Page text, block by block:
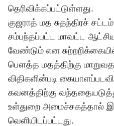
தெரிவிக்கப்பட்டுள்ளது.
குஜராத் மத சுதந்திரச்
சம்பந்தப்பட்ட மாவட்ட
வேண்டும் என சுற்றறிக்கையில்
பௌத்த மதத்திற்கு
விதிகளின்படி
கவனத்திற்கு
உள்துறை அமைச்சகத்தால்
வெளியிடப்பட்டது.